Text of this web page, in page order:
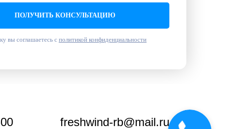
ПОЛУЧИТЬ КОНСУЛЬТАЦИЮ
вы соглашаетесь с политикой конфиденциальности
freshwind-rb@mail.ru